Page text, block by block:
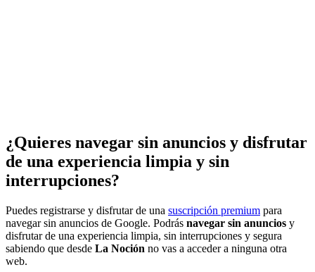
¿Quieres navegar sin anuncios y disfrutar
de una experiencia limpia y sin
interrupciones?
Puedes registrarse y disfrutar de una suscripción premium para
navegar sin anuncios de Google. Podrás navegar sin anuncios y
disfrutar de una experiencia limpia, sin interrupciones y segura
sabiendo que desde La Noción no vas a acceder a ninguna otra
web.